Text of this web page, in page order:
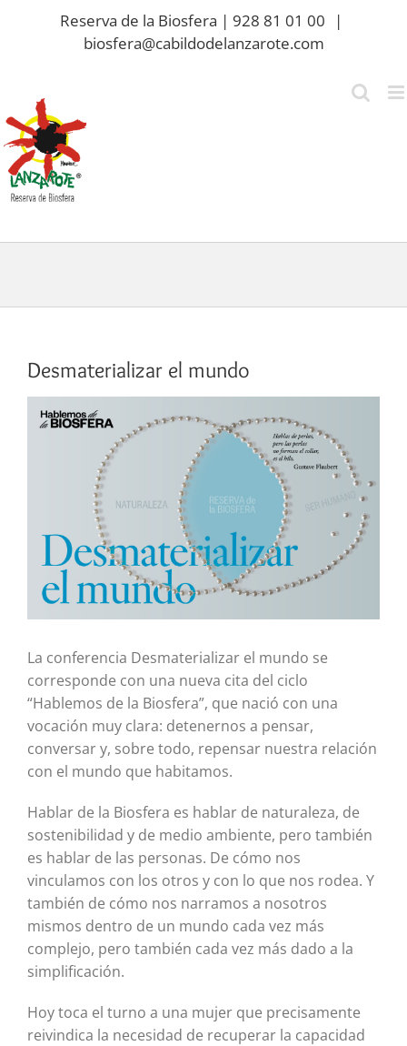
Reserva de la Biosfera | 928 81 01 00
|
biosfera@cabildodelanzarote.com
Desmaterializar el mundo
Ver
imagen
La conferencia Desmaterializar el mundo se
corresponde con una nueva cita del ciclo
“Hablemos de la Biosfera”, que nació con una
vocación muy clara: detenernos a pensar,
conversar y, sobre todo, repensar nuestra relación
con el mundo que habitamos.
Hablar de la Biosfera es hablar de naturaleza, de
sostenibilidad y de medio ambiente, pero también
es hablar de las personas. De cómo nos
vinculamos con los otros y con lo que nos rodea. Y
también de cómo nos narramos a nosotros
mismos dentro de un mundo cada vez más
complejo, pero también cada vez más dado a la
simplificación.
Hoy toca el turno a una mujer que precisamente
reivindica la necesidad de recuperar la capacidad